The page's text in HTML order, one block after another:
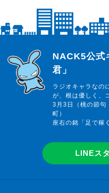
らじっと君
NACK5公式
君」
ラジオキャラなの
が、根は優しく、
3月3日（桃の節句
町）
座右の銘「足で稼
LINEス